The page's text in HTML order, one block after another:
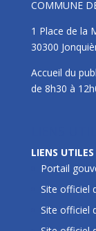
COMMUNE
1 Place de la
30300
Accueil du
de 8h30 à
LIENS UTILES
Portail
Site officiel
Site officiel